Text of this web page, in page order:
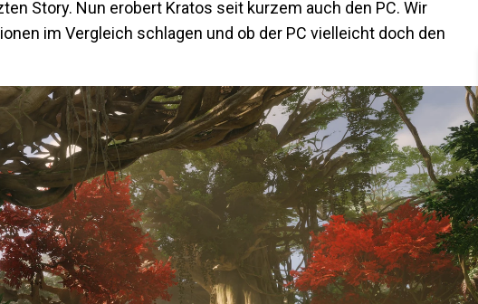
Story. Nun erobert Kratos seit kurzem auch den PC. Wir
im Vergleich schlagen und ob der PC vielleicht doch den